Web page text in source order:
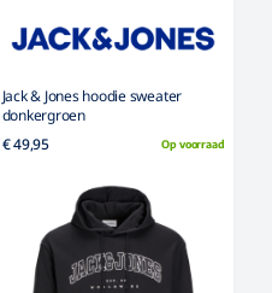
Redfield hoodie sweater
donkerblauw
v.a. € 69,95
Redfield ronde hals sweater zwart